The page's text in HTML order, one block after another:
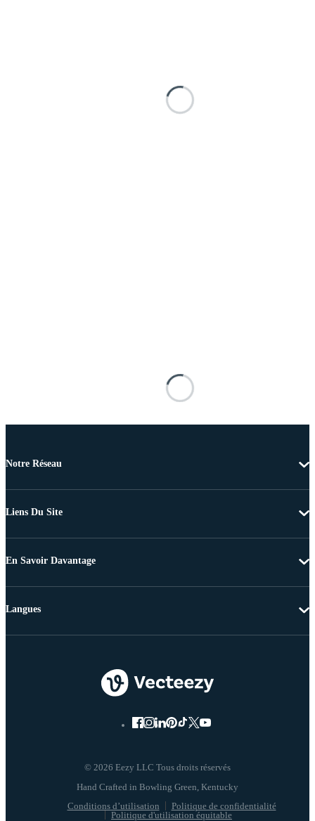
Notre Réseau
Liens Du Site
En Savoir Davantage
© 2026 Eezy LLC Tous droits réservés
Conditions d’utilisation
Politique de confidentialité
Politique d'utilisation équitable
Langues